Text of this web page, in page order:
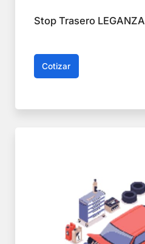
Stop Trasero
Cotizar